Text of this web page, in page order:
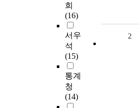
희
(16)
서우
석
(15)
통계
청
(14)
2